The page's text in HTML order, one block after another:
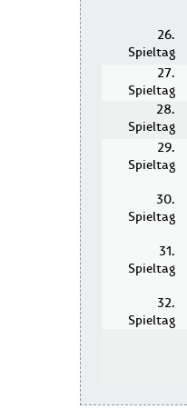
26.
Spieltag
27.
Spieltag
28.
Spieltag
29.
Spieltag
30.
Spieltag
31.
Spieltag
32.
Spieltag